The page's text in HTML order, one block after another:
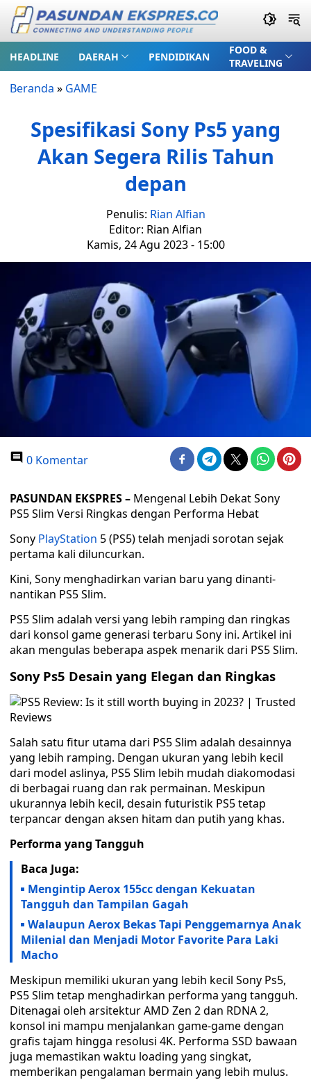
HEADLINE DAERAH PENDIDIKAN
FOOD &
TRAVELING
Beranda » GAME
Spesifikasi Sony Ps5 yang
Akan Segera Rilis Tahun
depan
Penulis: Rian Alfian
Editor: Rian Alfian
Kamis, 24 Agu 2023 - 15:00
0 Komentar
PASUNDAN EKSPRES – Mengenal Lebih Dekat Sony
PS5 Slim Versi Ringkas dengan Performa Hebat
Sony PlayStation 5 (PS5) telah menjadi sorotan sejak
pertama kali diluncurkan.
Kini, Sony menghadirkan varian baru yang dinanti-
nantikan PS5 Slim.
PS5 Slim adalah versi yang lebih ramping dan ringkas
dari konsol game generasi terbaru Sony ini. Artikel ini
akan mengulas beberapa aspek menarik dari PS5 Slim.
Sony Ps5 Desain yang Elegan dan Ringkas
Salah satu fitur utama dari PS5 Slim adalah desainnya
yang lebih ramping. Dengan ukuran yang lebih kecil
dari model aslinya, PS5 Slim lebih mudah diakomodasi
di berbagai ruang dan rak permainan. Meskipun
ukurannya lebih kecil, desain futuristik PS5 tetap
terpancar dengan aksen hitam dan putih yang khas.
Performa yang Tangguh
Baca Juga:
Mengintip Aerox 155cc dengan Kekuatan
Tangguh dan Tampilan Gagah
Walaupun Aerox Bekas Tapi Penggemarnya Anak
Milenial dan Menjadi Motor Favorite Para Laki
Macho
Meskipun memiliki ukuran yang lebih kecil Sony Ps5,
PS5 Slim tetap menghadirkan performa yang tangguh.
Ditenagai oleh arsitektur AMD Zen 2 dan RDNA 2,
konsol ini mampu menjalankan game-game dengan
grafis tajam hingga resolusi 4K. Performa SSD bawaan
juga memastikan waktu loading yang singkat,
memberikan pengalaman bermain yang lebih mulus.